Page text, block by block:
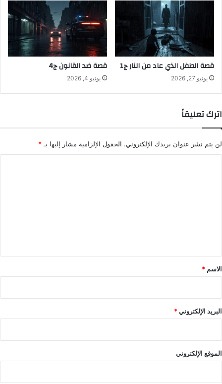
قصة الطفل الذي عاد من النار ج1
يونيو 27, 2026
قصة ضد القانون ج4
يونيو 4, 2026
اترك تعليقاً
لن يتم نشر عنوان بريدك الإلكتروني. الحقول الإلزامية مشار إليها بـ *
*
الاسم *
البريد الإلكتروني*
الموقع الإلكتروني